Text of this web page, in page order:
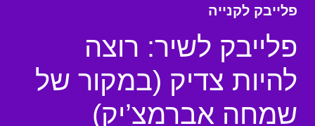
פלייבק לקנייה
פלייבק לשיר: רוצה
להיות צדיק (במקור של
שמחה אברמצ’יק)